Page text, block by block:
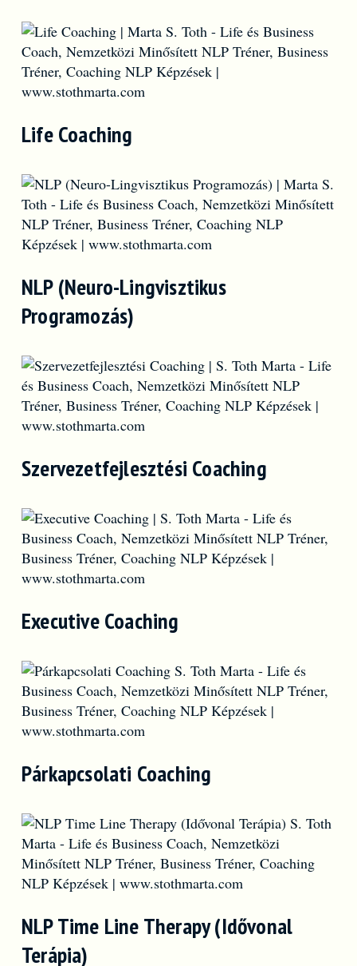
Life Coaching
NLP (Neuro-Lingvisztikus
Programozás)
Szervezetfejlesztési Coaching
Executive Coaching
Párkapcsolati Coaching
NLP Time Line Therapy (Idővonal
Terápia)